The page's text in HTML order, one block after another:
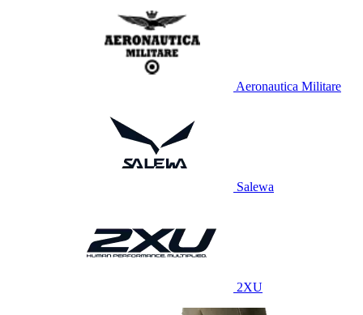
Aeronautica Militare
Salewa
2XU